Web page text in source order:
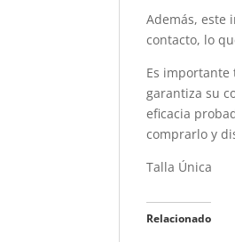
Además, este
contacto, lo
Es
garantiza su
eficacia
comprarlo y
Talla Única
Relacionado